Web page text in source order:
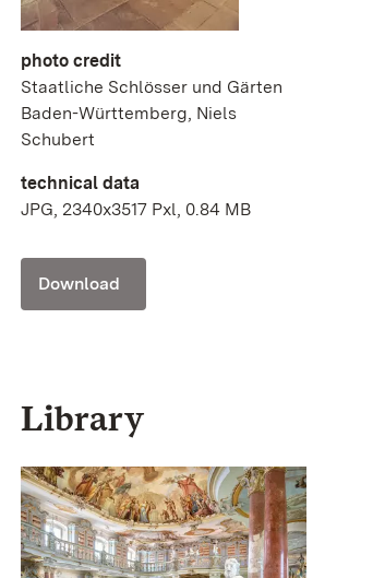
photo credit
Staatliche Schlösser und Gärten
Baden-Württemberg, Niels
Schubert
technical data
JPG, 2340x3517 Pxl, 0.84 MB
Download
Library